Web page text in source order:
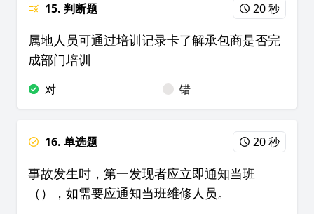
15. 判断题 20 秒
属地人员可通过培训记录卡了解承包商是否完
成部门培训
对 错
16. 单选题 20 秒
事故发生时，第一发现者应立即通知当班
（），如需要应通知当班维修人员。